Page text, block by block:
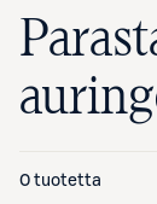
0 tuotetta